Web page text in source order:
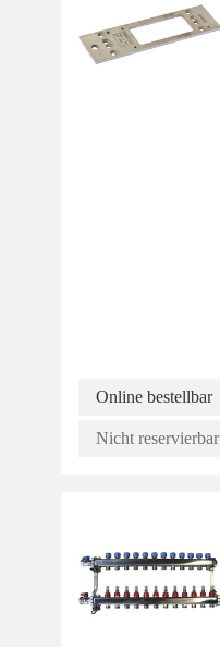
Online bestellbar
Nicht reservierbar